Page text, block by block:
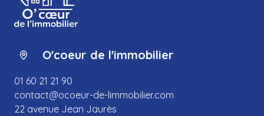
O'coeur de l'immobilier
01 60 21 21 90
contact@ocoeur-de-limmobilier.com
22 avenue Jean Jaurès